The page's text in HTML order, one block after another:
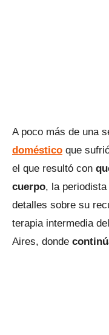
A poco más de una
doméstico que
el que resultó con
cuerpo, la periodista
detalles sobre su
terapia intermedia
Aires, donde